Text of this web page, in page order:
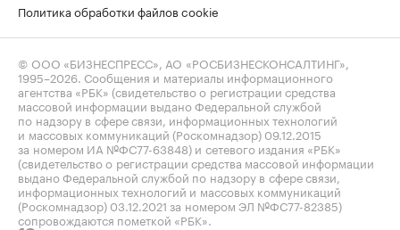
Политика обработки файлов cookie
© ООО «БИЗНЕСПРЕСС», АО «РОСБИЗНЕСКОНСАЛТИНГ»,
1995–2026 . Сообщения и материалы информационного
агентства «РБК» (свидетельство о регистрации средства
массовой информации выдано Федеральной службой
по надзору в сфере связи, информационных технологий
и массовых коммуникаций (Роскомнадзор) 09.12.2015
за номером ИА №ФС77-63848) и сетевого издания «РБК»
(свидетельство о регистрации средства массовой информации
выдано Федеральной службой по надзору в сфере связи,
информационных технологий и массовых коммуникаций
(Роскомнадзор) 03.12.2021 за номером ЭЛ №ФС77-82385)
сопровождаются пометкой «РБК».